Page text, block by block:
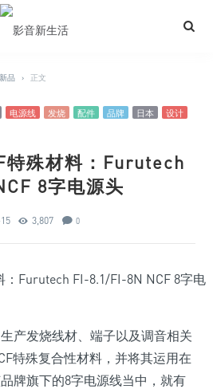
品 › 正文
电源线 发烧 配件 品牌 日本
设计
特殊材料：Furutech
8字电源头
3,807 0
产发烧线材、端子以及调音相关
特殊复合性材料，并将其运用在
牌旗下的8字电源线当中，就有